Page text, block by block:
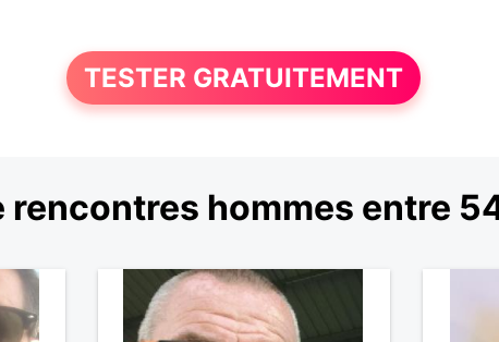
TESTER GRATUITEMENT
rencontres hommes entre